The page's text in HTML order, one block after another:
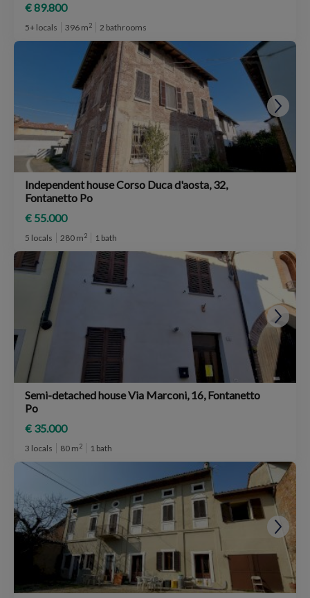
€ 89.800
5+ locals 396 m2 2 bathrooms
Independent house Corso Duca d'aosta, 32,
Fontanetto Po
€ 55.000
5 locals 280 m2 1 bath
Semi-detached house Via Marconi, 16, Fontanetto
Po
€ 35.000
3 locals 80 m2 1 bath